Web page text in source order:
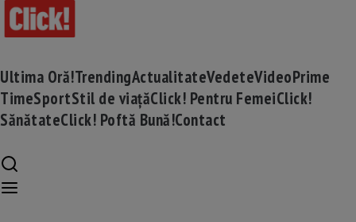
Ultima Oră!TrendingActualitateVedeteVideoPrime
TimeSportStil de viațăClick! Pentru FemeiClick!
SănătateClick! Poftă Bună!Contact